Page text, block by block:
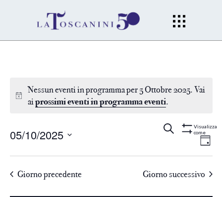
Nessun eventi in programma per 5 Ottobre 2025. Vai
aiprossimi eventi in programma eventi.
Eventi
e
Cerca
Mostra
Visualizza
come
05/10/2025
data.Giorno precedente Giorno successivo